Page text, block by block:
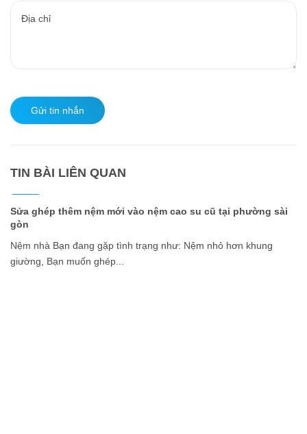
Gửi tin nhắn
TIN BÀI LIÊN QUAN